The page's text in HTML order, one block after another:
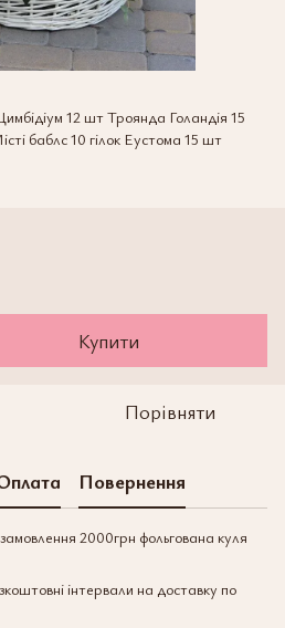
12 шт Троянда Голандія 15
баблс 10 гілок Еустома 15 шт
Купити
Порівняти
Повернення
2000грн фольгована куля
інтервали на доставку по